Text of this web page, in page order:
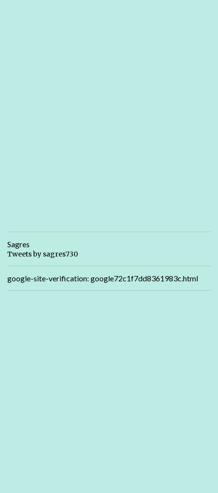
Sagres
Tweets by sagres730
google-site-verification: google72c1f7dd8361983c.html